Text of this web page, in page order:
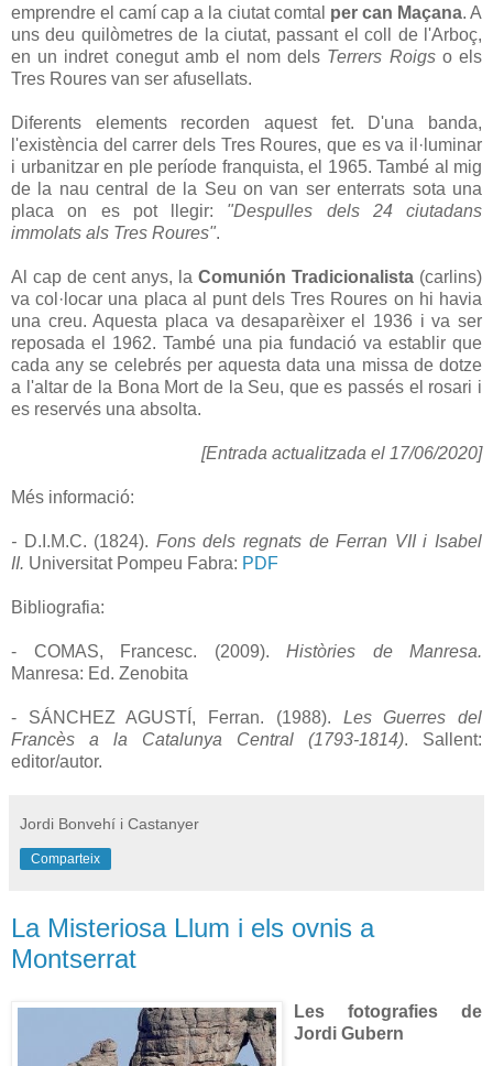
emprendre el camí cap a la ciutat comtal per can Maçana. A
uns deu quilòmetres de la ciutat, passant el coll de l'Arboç,
en un indret conegut amb el nom dels Terrers Roigso els
Tres Roures van ser afusellats.
Diferents elements recorden aquest fet. D'una banda,
l'existència del carrer dels Tres Roures, que es va il·luminar
i urbanitzar en ple període franquista, el 1965. També al mig
de la nau central de la Seu on van ser enterrats sota una
placa on es pot llegir: "Despulles dels 24 ciutadans
immolats als Tres Roures".
Al cap de cent anys, la Comunión Tradicionalista (carlins)
va col·locar una placa al punt dels Tres Roures on hi havia
una creu. Aquesta placa va desaparèixer el 1936 i va ser
reposada el 1962. També una pia fundació va establir que
cada any se celebrés per aquesta data una missa de dotze
a l'altar de la Bona Mort de la Seu, que es passés el rosari i
es reservés una absolta.
[Entrada actualitzada el 17/06/2020]
Més informació:
- D.I.M.C. (1824). Fons dels regnats de Ferran VII i Isabel
II. Universitat Pompeu Fabra: PDF
Bibliografia:
- COMAS, Francesc. (2009). Històries de Manresa.
Manresa: Ed. Zenobita
- SÁNCHEZ AGUSTÍ, Ferran. (1988). Les Guerres del
Francès a la Catalunya Central (1793-1814). Sallent:
editor/autor.
Jordi Bonvehí i Castanyer
Comparteix
La Misteriosa Llum i els ovnis a
Montserrat
Les fotografies de
Jordi Gubern